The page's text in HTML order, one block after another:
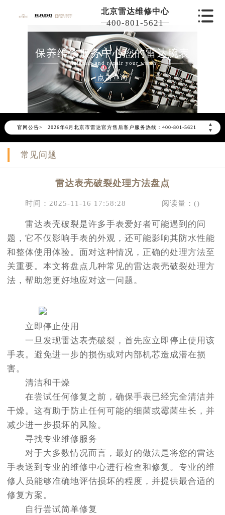
北京雷达维修中心
400-801-5621
保养维修服务中心您的雷达腕表
Maintain and repair your watch
点击查询
官网公告>
▲
▼
2026年6月雷达北京市售后服务网络优化升级公告
2026年6月北京市雷达官方售后客户服务热线：400-801-5621
2026年6月雷达售后服务中心最新网点地址：
常见问题
雷达表壳破裂处理方法盘点
时间：2025-11-16 17:58:28 阅读量：()
雷达表壳破裂是许多手表爱好者可能遇到的问
题，它不仅影响手表的外观，还可能影响其防水性能
和整体使用体验。面对这种情况，正确的处理方法至
关重要。本文将盘点几种常见的雷达表壳破裂处理方
法，帮助您更好地应对这一问题。
立即停止使用
一旦发现雷达表壳破裂，首先应立即停止使用该
手表。避免进一步的损伤或对内部机芯造成潜在损
害。
清洁和干燥
在尝试任何修复之前，确保手表已经完全清洁并
干燥。这有助于防止任何可能的细菌或霉菌生长，并
减少进一步损坏的风险。
寻找专业维修服务
对于大多数情况而言，最好的做法是将您的雷达
手表送到专业的维修中心进行检查和修复。专业的维
修人员能够准确地评估损坏的程度，并提供最合适的
修复方案。
自行尝试简单修复